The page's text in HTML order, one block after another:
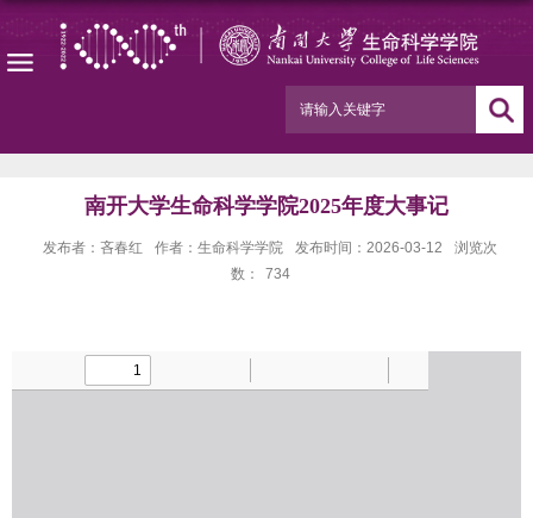
南开大学生命科学学院2025年度大事记
发布者：吝春红 作者：生命科学学院 发布时间：2026-03-12
浏览次
数：
734